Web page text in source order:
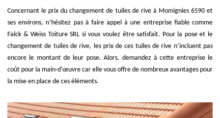
Concernant le prix du changement de tuiles de rive à Momignies 6590 et
ses environs, n’hésitez pas à faire appel à une entreprise fiable comme
Falck & Weiss Toiture SRL si vous voulez être satisfait. Pour la pose et le
changement de tuiles de rive, les prix de ces tuiles de rive n’incluent pas
encore le montant de leur pose. Alors, demandez à cette entreprise le
coût pour la main-d'œuvre car elle vous offre de nombreux avantages pour
la mise en place de ces éléments.